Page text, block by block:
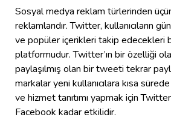
Sosyal medya reklam türlerinden
reklamlarıdır. Twitter, kullanıcıların
ve popüler içerikleri takip edecekleri
platformudur. Twitter’ın bir özelliği
paylaşılmış olan bir tweeti tekrar
markalar yeni kullanıcılara kısa
ve hizmet tanıtımı yapmak için
Facebook kadar etkilidir.